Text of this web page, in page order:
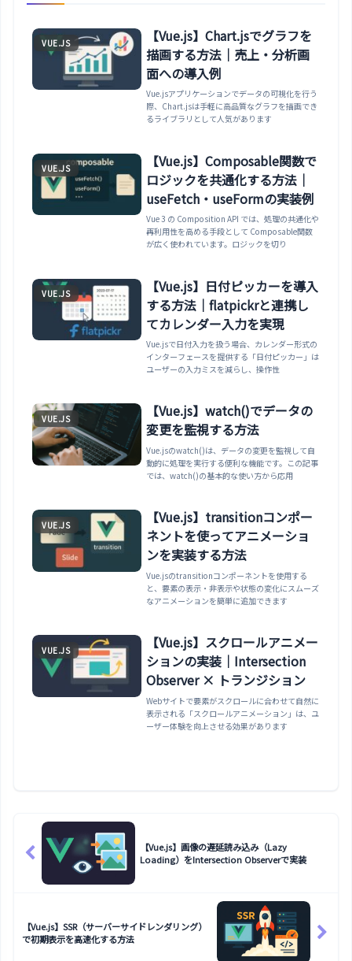
VUE.JS
【Vue.js】Chart.jsでグラフを
描画する方法｜売上・分析画
面への導入例
Vue.jsアプリケーションでデータの可視化を行う
際、Chart.jsは手軽に高品質なグラフを描画でき
るライブラリとして人気があります
VUE.JS
【Vue.js】Composable関数で
ロジックを共通化する方法｜
useFetch・useFormの実装例
Vue 3 の Composition API では、処理の共通化や
再利用性を高める手段として Composable関数
が広く使われています。ロジックを切り
VUE.JS
【Vue.js】日付ピッカーを導入
する方法｜flatpickrと連携し
てカレンダー入力を実現
Vue.jsで日付入力を扱う場合、カレンダー形式の
インターフェースを提供する「日付ピッカー」は
ユーザーの入力ミスを減らし、操作性
VUE.JS
【Vue.js】watch()でデータの
変更を監視する方法
Vue.jsのwatch()は、データの変更を監視して自
動的に処理を実行する便利な機能です。この記事
では、watch()の基本的な使い方から応用
VUE.JS
【Vue.js】transitionコンポー
ネントを使ってアニメーショ
ンを実装する方法
Vue.jsのtransitionコンポーネントを使用する
と、要素の表示・非表示や状態の変化にスムーズ
なアニメーションを簡単に追加できます
VUE.JS
【Vue.js】スクロールアニメー
ションの実装｜Intersection
Observer × トランジション
Webサイトで要素がスクロールに合わせて自然に
表示される「スクロールアニメーション」は、ユ
ーザー体験を向上させる効果があります
【Vue.js】画像の遅延読み込み（Lazy
Loading）をIntersection Observerで実装
【Vue.js】SSR（サーバーサイドレンダリング）
で初期表示を高速化する方法